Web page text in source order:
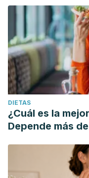
DIETAS
¿Cuál es la
Depende más